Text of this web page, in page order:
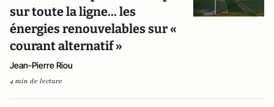
sur toute la ligne… les
énergies renouvelables sur «
courant alternatif »
Jean-Pierre Riou
4 min de lecture